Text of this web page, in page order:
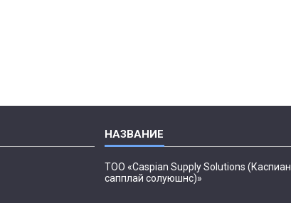
ТОО «Caspian Supply Solutions (Каспиан
сапплай солуюшнс)»